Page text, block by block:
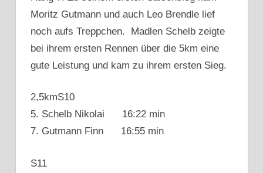
Moritz Gutmann und auch Leo Brendle lief
noch aufs Treppchen. Madlen Schelb zeigte
bei ihrem ersten Rennen über die 5km eine
gute Leistung und kam zu ihrem ersten Sieg.
2,5kmS10
5. Schelb Nikolai 16:22 min
7. Gutmann Finn 16:55 min
S11